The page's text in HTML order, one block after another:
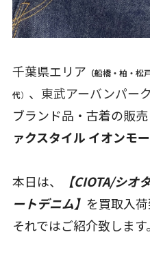
千葉県エリア （船橋・柏・
代） 、 東武アーバンパー
ブランド品・古着の販
ァクスタイル イオンモ
本日は、 【CIOTA/シオ
ートデニム】 を買取入荷
それではご紹介致します。